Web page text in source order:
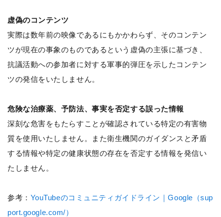
虚偽のコンテンツ
実際は数年前の映像であるにもかかわらず、そのコンテン
ツが現在の事象のものであるという虚偽の主張に基づき、
抗議活動への参加者に対する軍事的弾圧を示したコンテン
ツの発信をいたしません。
危険な治療薬、予防法、事実を否定する誤った情報
深刻な危害をもたらすことが確認されている特定の有害物
質を使用いたしません。また衛生機関のガイダンスと矛盾
する情報や特定の健康状態の存在を否定する情報を発信い
たしません。
参考： YouTubeのコミュニティガイドライン｜Google（sup
port.google.com/）